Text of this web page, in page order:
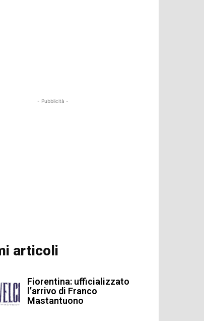
- Pubblicità -
articoli
Fiorentina: ufficializzato
l’arrivo di Franco
Mastantuono